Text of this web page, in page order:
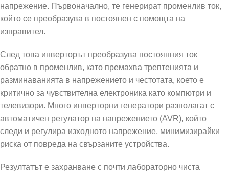
напрежение. Първоначално, те генерират променлив ток,
който се преобразува в постоянен с помощта на
изправител.
След това инверторът преобразува постоянния ток
обратно в променлив, като премахва трептенията и
разминаванията в напрежението и честотата, което е
критично за чувствителна електроника като компютри и
телевизори. Много инверторни генератори разполагат с
автоматичен регулатор на напрежението (AVR), който
следи и регулира изходното напрежение, минимизирайки
риска от повреда на свързаните устройства.
Резултатът е захранване с почти лабораторно чиста